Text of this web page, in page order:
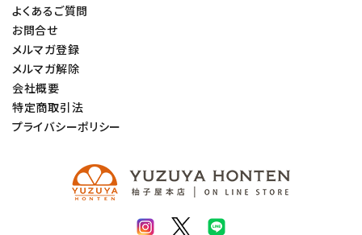
よくあるご質問
お問合せ
メルマガ登録
メルマガ解除
会社概要
特定商取引法
プライバシーポリシー